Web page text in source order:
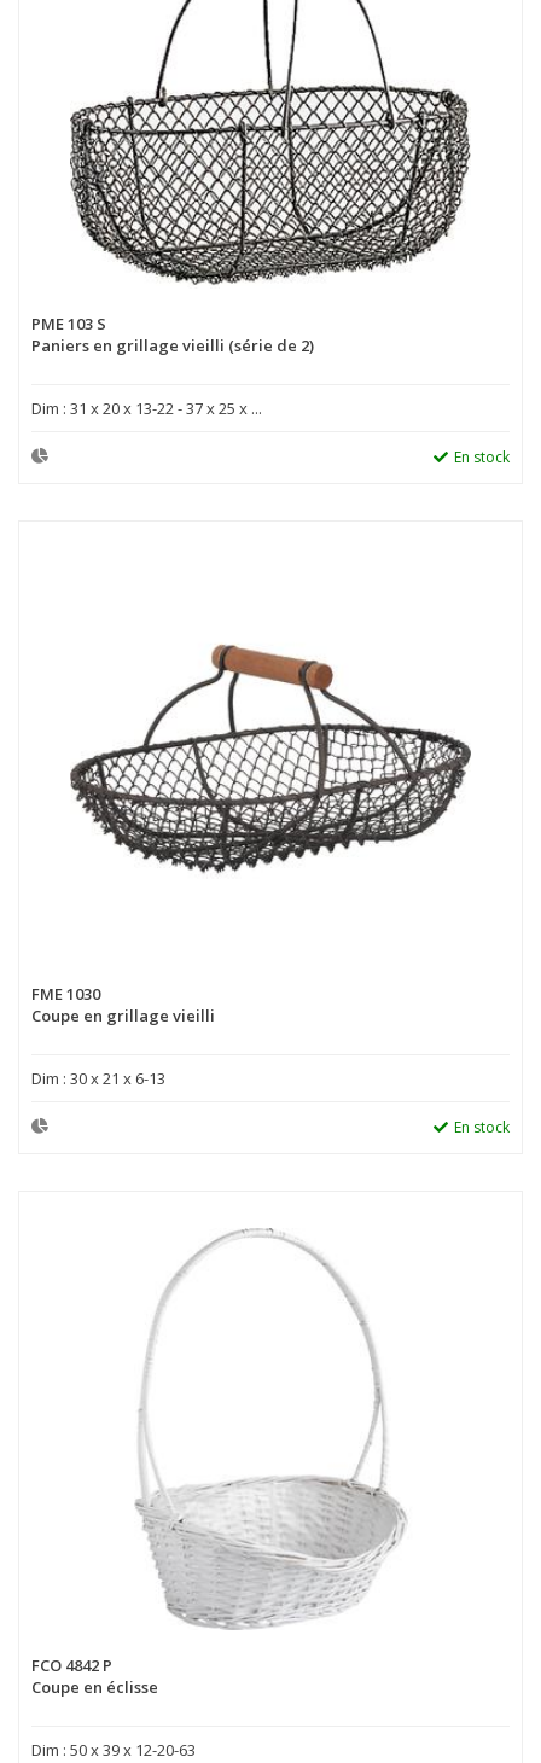
PME 103 S
Paniers en grillage vieilli (série de 2)
Dim : 31 x 20 x 13-22 - 37 x 25 x ...
En stock
FME 1030
Coupe en grillage vieilli
Dim : 30 x 21 x 6-13
En stock
FCO 4842 P
Coupe en éclisse
Dim : 50 x 39 x 12-20-63